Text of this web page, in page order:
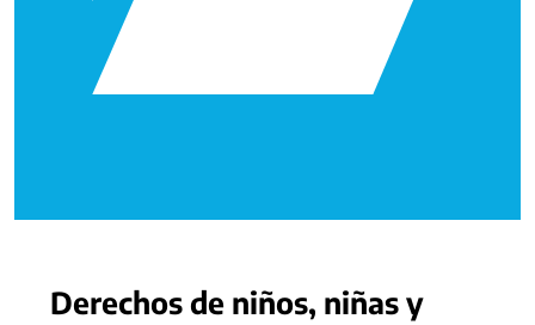
Derechos de niños, niñas y